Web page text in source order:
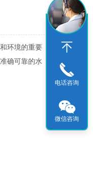
环境的重要
确可靠的水
电话咨询
微信咨询